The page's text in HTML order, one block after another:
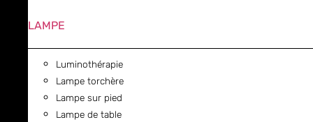
LAMPE
Luminothérapie
Lampe torchère
Lampe sur pied
Lampe de table